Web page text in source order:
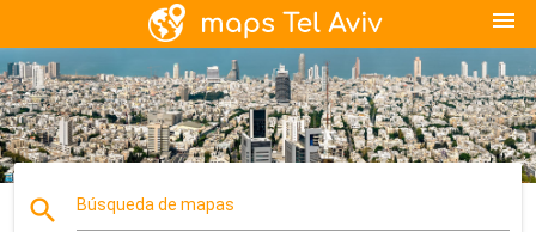
menu
search Búsqueda de mapas